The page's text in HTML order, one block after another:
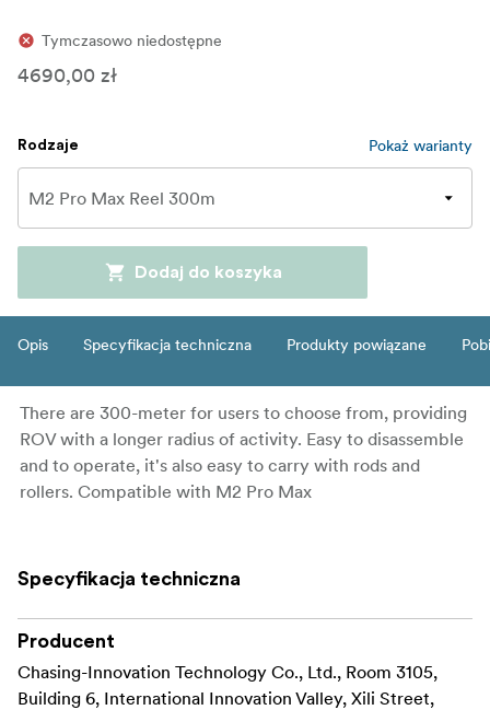
Tymczasowo niedostępne
4690,00 zł
Rodzaje Pokaż warianty
Dodaj do koszyka
Opis Specyfikacja techniczna Produkty powiązane
There are 300-meter for users to choose from, providing
ROV with a longer radius of activity. Easy to disassemble
and to operate, it's also easy to carry with rods and
rollers. Compatible with M2 Pro Max
Specyfikacja techniczna
Producent
Chasing-Innovation Technology Co., Ltd., Room 3105,
Building 6, International Innovation Valley, Xili Street,